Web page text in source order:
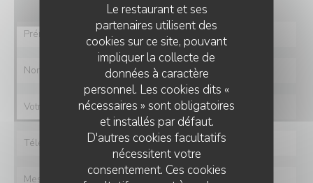
Le restaurant et ses
partenaires utilisent des
cookies sur ce site, pouvant
impliquer la collecte de
données à caractère
personnel. Les cookies dits «
nécessaires » sont obligatoires
et installés par défaut.
D'autres cookies facultatifs
nécessitent votre
consentement. Ces cookies